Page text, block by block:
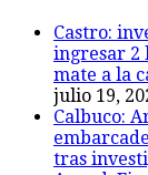
Castro:
ingresar 2
mate a la
julio 19,
Calbuco:
tras